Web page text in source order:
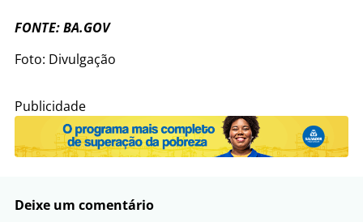
FONTE: BA.GOV
Foto: Divulgação
Publicidade
Deixe um comentário